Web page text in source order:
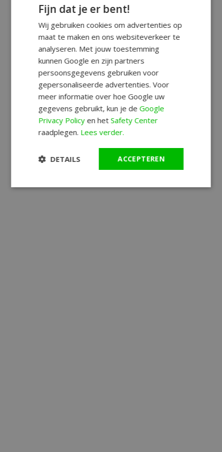
Fijn dat je er bent!
Wij gebruiken cookies om advertenties op
maat te maken en ons websiteverkeer te
analyseren. Met jouw toestemming
kunnen Google en zijn partners
persoonsgegevens gebruiken voor
gepersonaliseerde advertenties. Voor
meer informatie over hoe Google uw
gegevens gebruikt, kun je deGoogle
Privacy Policyen hetSafety Center
raadplegen. Lees verder.
ACCEPTEREN
DETAILS